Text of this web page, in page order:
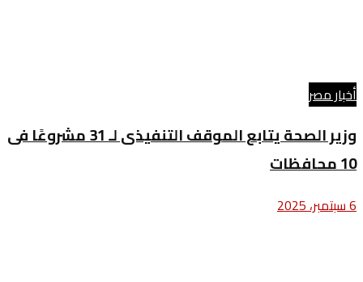
أخبار مصر
وزير الصحة يتابع الموقف التنفيذى لـ 31 مشروعًا فى
10 محافظات
6 سبتمبر، 2025